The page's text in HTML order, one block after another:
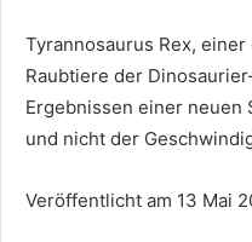
Tyrannosaurus Rex,
Raubtiere der
Ergebnissen einer neuen
und nicht der
Veröffentlicht am 13 Mai